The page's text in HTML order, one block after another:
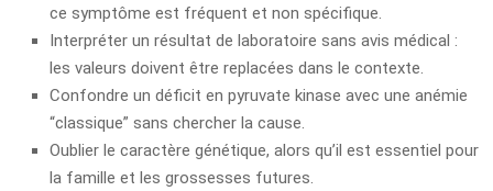
ce symptôme est fréquent et non spécifique.
Interpréter un résultat de laboratoire sans avis médical :
les valeurs doivent être replacées dans le contexte.
Confondre un déficit en pyruvate kinase avec une anémie
“classique” sans chercher la cause.
Oublier le caractère génétique, alors qu’il est essentiel pour
la famille et les grossesses futures.